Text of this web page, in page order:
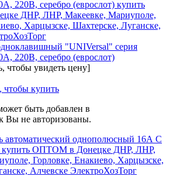
"UNIVersal" серия
220В, серебро (еврослот)
чтобы увидеть цену]
чтобы купить
быть добавлен в
Вы не авторизованы.